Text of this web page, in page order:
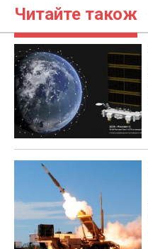
Читайте також